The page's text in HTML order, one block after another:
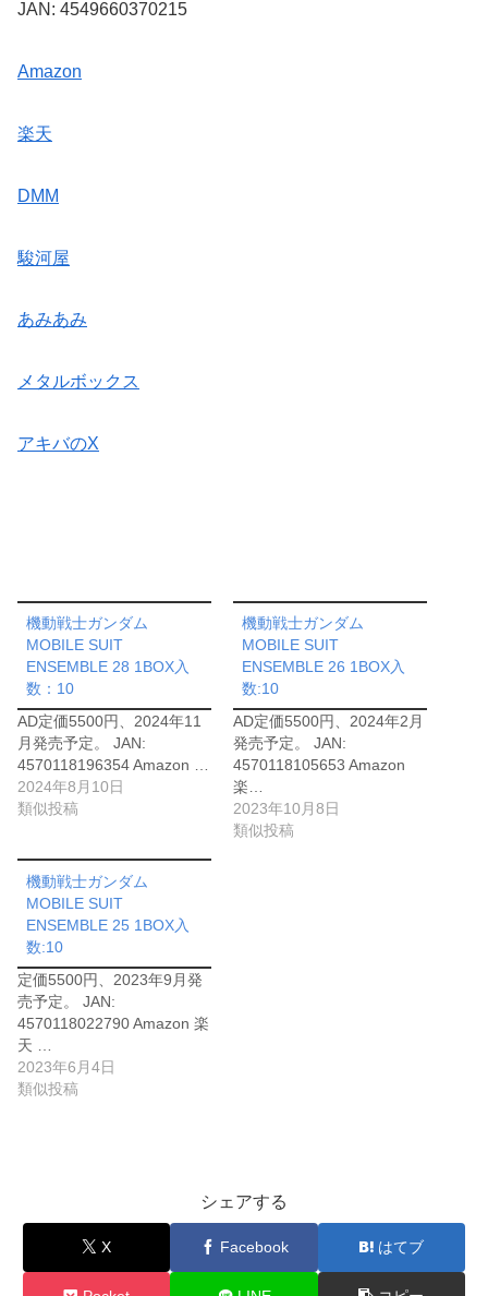
JAN: 4549660370215
Amazon
楽天
DMM
駿河屋
あみあみ
メタルボックス
アキバのX
機動戦士ガンダム
MOBILE SUIT
ENSEMBLE 28 1BOX入
数：10
AD定価5500円、2024年11
月発売予定。 JAN:
4570118196354 Amazon …
2024年8月10日
類似投稿
機動戦士ガンダム
MOBILE SUIT
ENSEMBLE 26 1BOX入
数:10
AD定価5500円、2024年2月
発売予定。 JAN:
4570118105653 Amazon
楽…
2023年10月8日
類似投稿
機動戦士ガンダム
MOBILE SUIT
ENSEMBLE 25 1BOX入
数:10
定価5500円、2023年9月発
売予定。 JAN:
4570118022790 Amazon 楽
天 …
2023年6月4日
類似投稿
シェアする
X Facebook はてブ